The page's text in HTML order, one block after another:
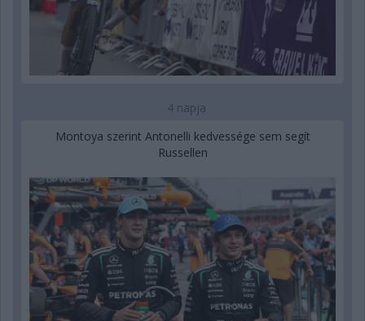
4 napja
Montoya szerint Antonelli kedvessége sem segít
Russellen